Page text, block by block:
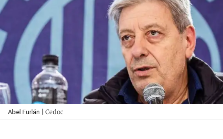
Abel Furlán | Cedoc